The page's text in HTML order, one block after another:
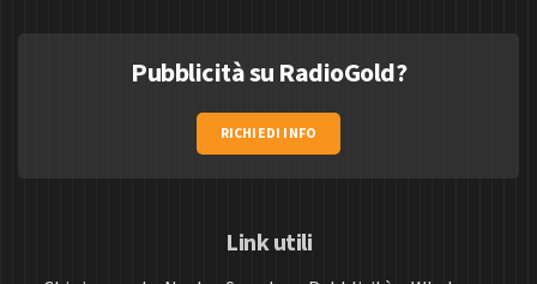
Pubblicità su RadioGold?
RICHIEDI INFO
Link utili